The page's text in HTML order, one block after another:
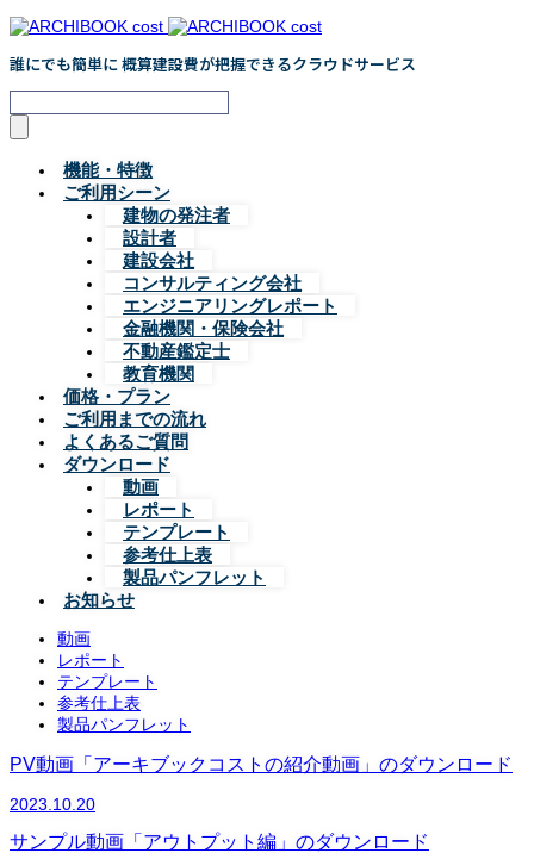
誰にでも簡単に 概算建設費が把握できるクラウドサービス
機能・特徴
ご利用シーン
建物の発注者
設計者
建設会社
コンサルティング会社
エンジニアリングレポート
金融機関・保険会社
不動産鑑定士
教育機関
価格・プラン
ご利用までの流れ
よくあるご質問
ダウンロード
動画
レポート
テンプレート
参考仕上表
製品パンフレット
お知らせ
動画
レポート
テンプレート
参考仕上表
製品パンフレット
PV動画「アーキブックコストの紹介動画」のダウンロード
2023.10.20
サンプル動画「アウトプット編」のダウンロード